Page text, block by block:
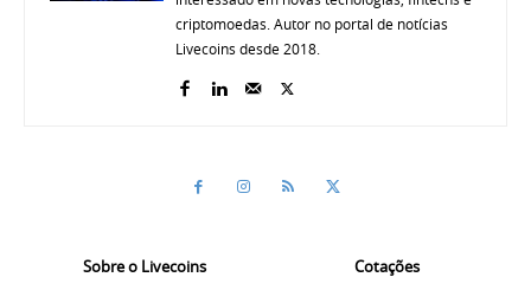
criptomoedas. Autor no portal de notícias
Livecoins desde 2018.
Sobre o Livecoins Cotações